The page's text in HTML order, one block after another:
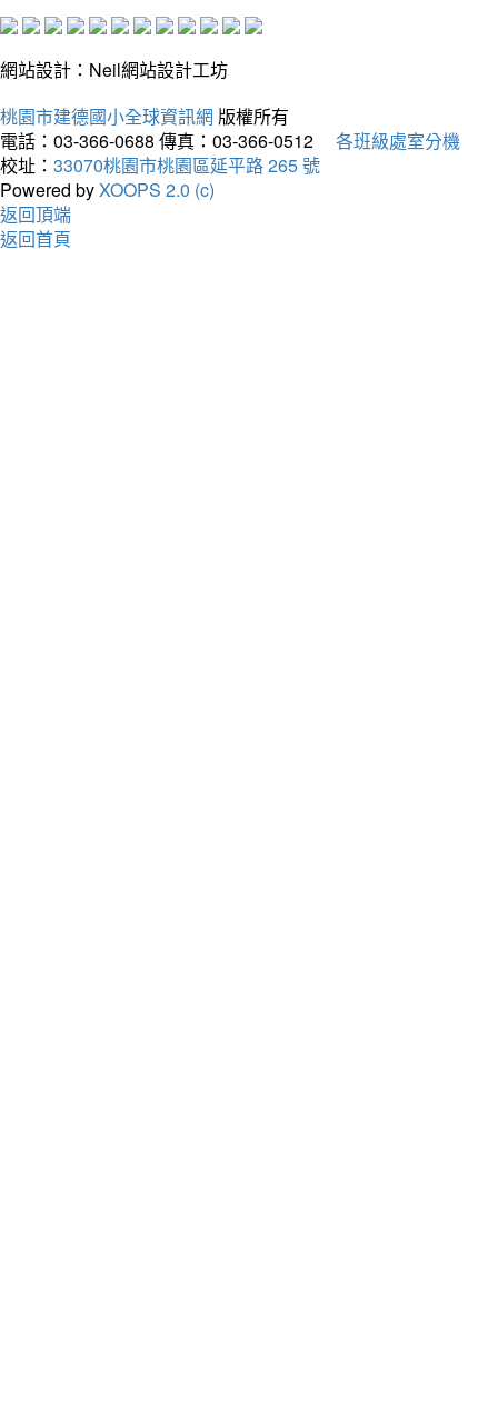
網站設計：Neil網站設計工坊
桃園市建德國小全球資訊網 版權所有
電話：03-366-0688 傳真：03-366-0512
各班級處室分機
校址： 33070桃園市桃園區延平路 265 號
Powered byXOOPS 2.0 (c)
返回頂端
返回首頁